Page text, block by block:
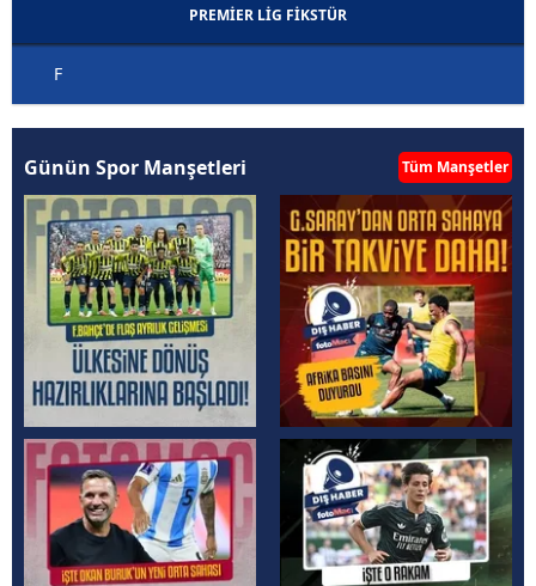
PREMIER LIG FİKSTÜR
F
Günün Spor Manşetleri Tüm Manşetler